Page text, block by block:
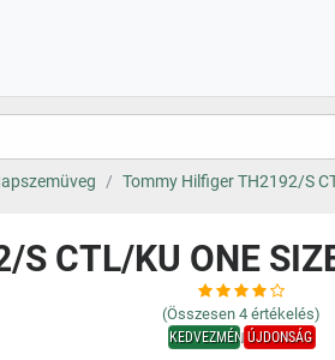
Tommy Hilfiger TH2192/S
CTL/KU ONE
(Összesen 4 értékelés)
KEDVEZMÉNYÚJDONSÁG